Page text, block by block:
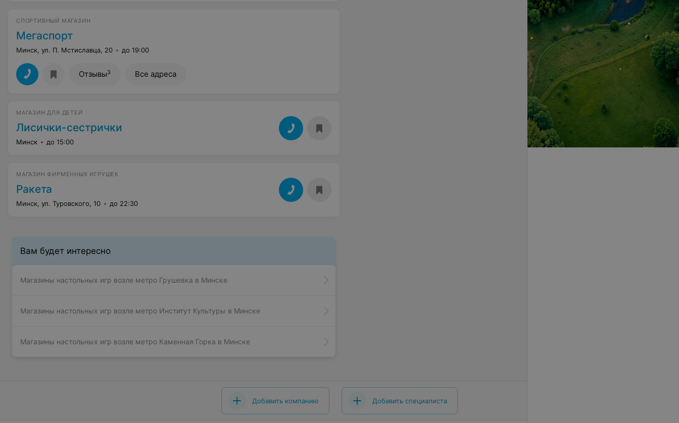
СПОРТИВНЫЙ МАГАЗИН
Мегаспорт
Минск, ул. П. Мстиславца, 20 до 19:00
Отзывы3 Все адреса
МАГАЗИН ДЛЯ ДЕТЕЙ
Лисички-сестрички
Минск до 15:00
МАГАЗИН ФИРМЕННЫХ ИГРУШЕК
Ракета
Минск, ул. Туровского, 10 до 22:30
Вам будет интересно
Магазины настольных игр возле метро Грушевка в Минске
Магазины настольных игр возле метро Институт Культуры в Минске
Магазины настольных игр возле метро Каменная Горка в Минске
Добавить компанию Добавить специалиста